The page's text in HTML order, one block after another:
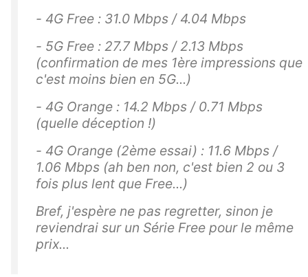
- 4G Free : 31.0 Mbps / 4.04 Mbps
- 5G Free : 27.7 Mbps / 2.13 Mbps
(confirmation de mes 1ère impressions que
c'est moins bien en 5G...)
- 4G Orange : 14.2 Mbps / 0.71 Mbps
(quelle déception !)
- 4G Orange (2ème essai) : 11.6 Mbps /
1.06 Mbps (ah ben non, c'est bien 2 ou 3
fois plus lent que Free...)
Bref, j'espère ne pas regretter, sinon je
reviendrai sur un Série Free pour le même
prix...